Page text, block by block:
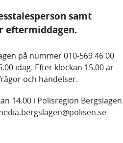
samt
eftermiddagen.
på nummer 010-569 46 00
idag. Efter klockan 15.00 är
och händelser.
14.00 i Polisregion Bergslagen